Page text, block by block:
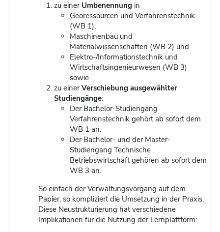
zu einer Umbenennung in
Georessourcen und Verfahrenstechnik
(WB 1),
Maschinenbau und
Materialwissenschaften (WB 2) und
Elektro-/Informationstechnik und
Wirtschaftsingenieurwesen (WB 3)
sowie
zu einerVerschiebung ausgewählter
Studiengänge:
Der Bachelor-Studiengang
Verfahrenstechnik gehört ab sofort dem
WB 1 an.
Der Bachelor- und der Master-
Studiengang Technische
Betriebswirtschaft gehören ab sofort dem
WB 3 an.
So einfach der Verwaltungsvorgang auf dem
Papier, so kompliziert die Umsetzung in der Praxis.
Diese Neustrukturierung hat verschiedene
Implikationen für die Nutzung der Lernplattform: